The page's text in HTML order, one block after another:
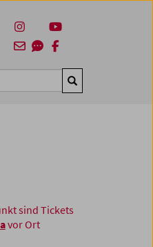
Suchen
sind Tickets
vor Ort